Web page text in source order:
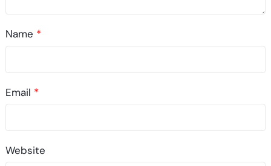
Name *
Email *
Website